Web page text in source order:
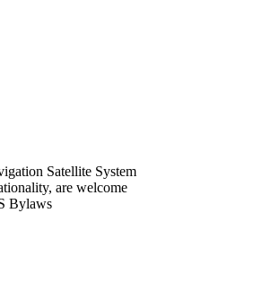
Satellite System
are welcome
Bylaws